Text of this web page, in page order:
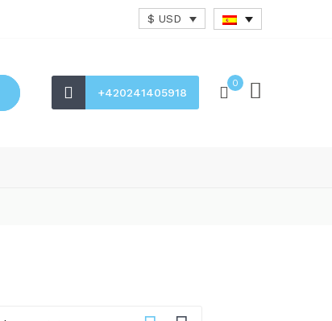
$ USD
+420241405918
0